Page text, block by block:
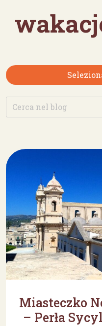
Miasteczko
– Perła